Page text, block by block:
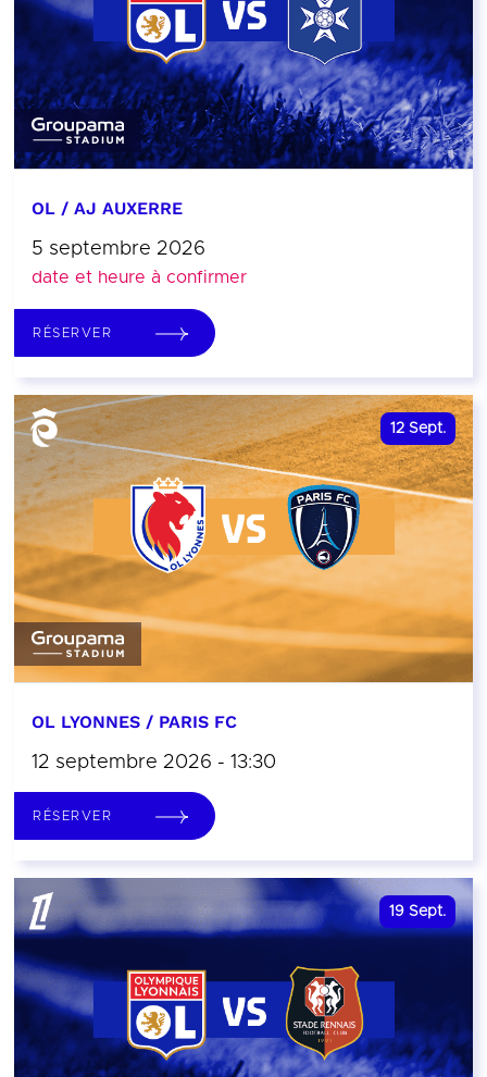
OL / AJ AUXERRE
5 septembre 2026
date et heure à confirmer
RÉSERVER
12 Sept.
OL LYONNES / PARIS FC
12 septembre 2026 - 13:30
RÉSERVER
19 Sept.